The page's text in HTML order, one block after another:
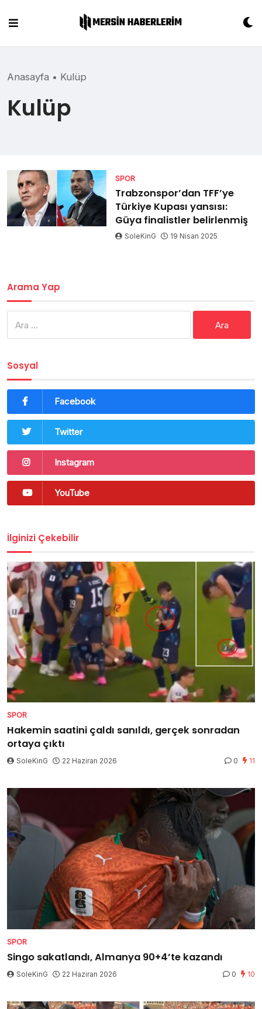
content
Anasayfa • Kulüp
Kulüp
SPOR
Trabzonspor’dan TFF’ye
Türkiye Kupası yansısı:
Güya finalistler belirlenmiş
SoleKinG 19 Nisan 2025
Arama Yap
Sosyal
Facebook
Twitter
Instagram
YouTube
İlginizi Çekebilir
SPOR
Hakemin saatini çaldı sanıldı, gerçek sonradan
ortaya çıktı
SoleKinG 22 Haziran 2026 0 11
SPOR
Singo sakatlandı, Almanya 90+4’te kazandı
SoleKinG 22 Haziran 2026 0 10